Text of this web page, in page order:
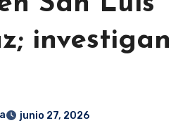
investigan
junio 27, 2026